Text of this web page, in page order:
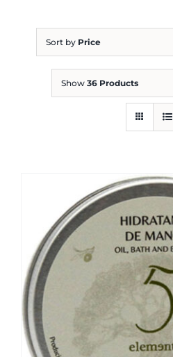
Sort by Price
Show 36 Products